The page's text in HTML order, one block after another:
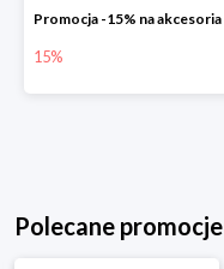
15%
Polecane promocje